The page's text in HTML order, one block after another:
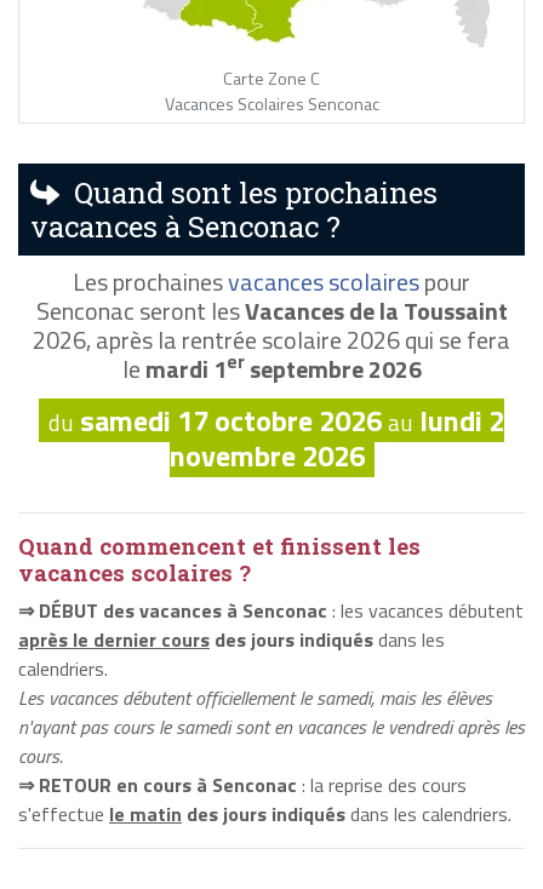
Carte Zone C
Vacances Scolaires Senconac
Quand sont les prochaines
vacances à Senconac ?
Les prochainesvacances scolairespour
Senconac seront lesVacances de la Toussaint
2026, après la rentrée scolaire 2026 qui se fera
lemardi 1erseptembre 2026
du samedi 17 octobre 2026au lundi 2
novembre 2026
Quand commencent et finissent les
vacances scolaires ?
⇒ DÉBUT des vacances à Senconac : les vacances débutent
après le dernier cours des jours indiquésdans les
calendriers.
Les vacances débutent officiellement le samedi, mais les élèves
n'ayant pas cours le samedi sont en vacances le vendredi après les
cours.
⇒ RETOUR en cours à Senconac : la reprise des cours
s'effectue le matin des jours indiquésdans les calendriers.